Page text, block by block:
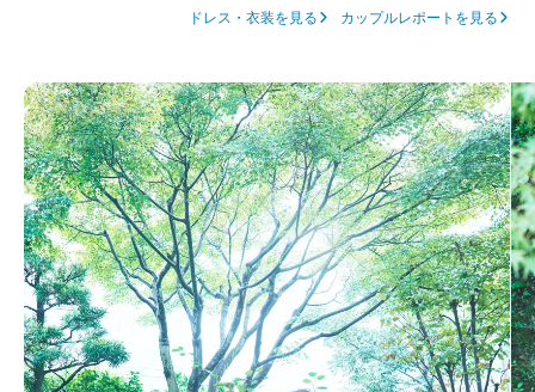
ドレス・衣装を見る カップルレポートを見る